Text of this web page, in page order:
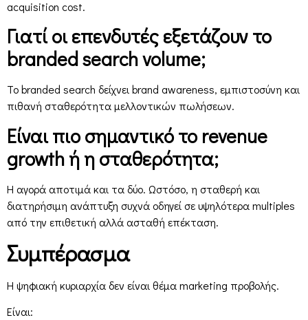
acquisition cost.
Γιατί οι επενδυτές εξετάζουν το
branded search volume;
Το branded search δείχνει brand awareness, εμπιστοσύνη και
πιθανή σταθερότητα μελλοντικών πωλήσεων.
Είναι πιο σημαντικό το revenue
growth ή η σταθερότητα;
Η αγορά αποτιμά και τα δύο. Ωστόσο, η σταθερή και
διατηρήσιμη ανάπτυξη συχνά οδηγεί σε υψηλότερα multiples
από την επιθετική αλλά ασταθή επέκταση.
Συμπέρασμα
Η ψηφιακή κυριαρχία δεν είναι θέμα marketing προβολής.
Είναι: